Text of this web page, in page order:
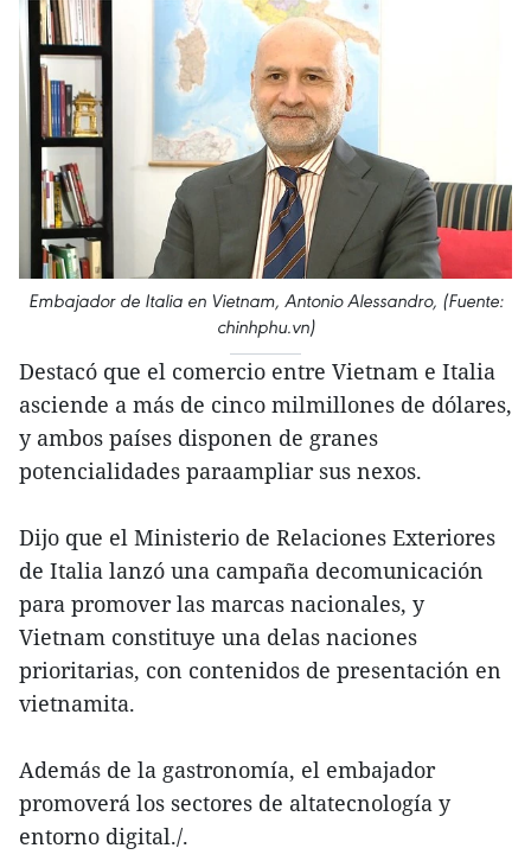
Embajador de Italia en Vietnam, Antonio Alessandro, (Fuente:
chinhphu.vn)
Destacó que el comercio entre Vietnam e Italia
asciende a más de cinco milmillones de dólares,
y ambos países disponen de granes
potencialidades paraampliar sus nexos.
Dijo que el Ministerio de Relaciones Exteriores
de Italia lanzó una campaña decomunicación
para promover las marcas nacionales, y
Vietnam constituye una delas naciones
prioritarias, con contenidos de presentación en
vietnamita.
Además de la gastronomía, el embajador
promoverá los sectores de altatecnología y
entorno digital./.